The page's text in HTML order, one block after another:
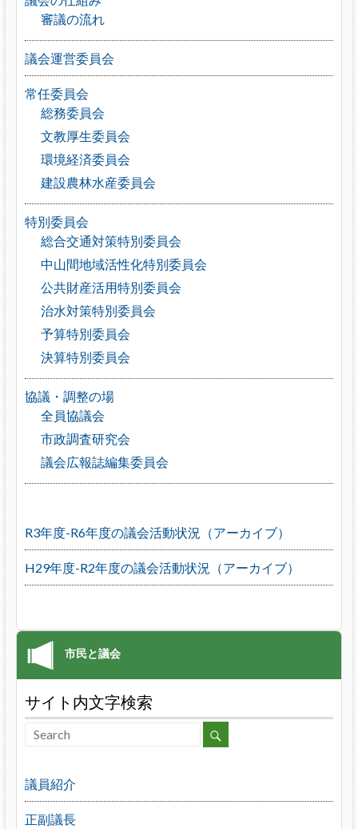
審議の流れ
議会運営委員会
常任委員会
総務委員会
文教厚生委員会
環境経済委員会
建設農林水産委員会
特別委員会
総合交通対策特別委員会
中山間地域活性化特別委員会
公共財産活用特別委員会
治水対策特別委員会
予算特別委員会
決算特別委員会
協議・調整の場
全員協議会
市政調査研究会
議会広報誌編集委員会
R3年度-R6年度の議会活動状況（アーカイブ）
H29年度-R2年度の議会活動状況（アーカイブ）
サイト内文字検索
議員紹介
正副議長